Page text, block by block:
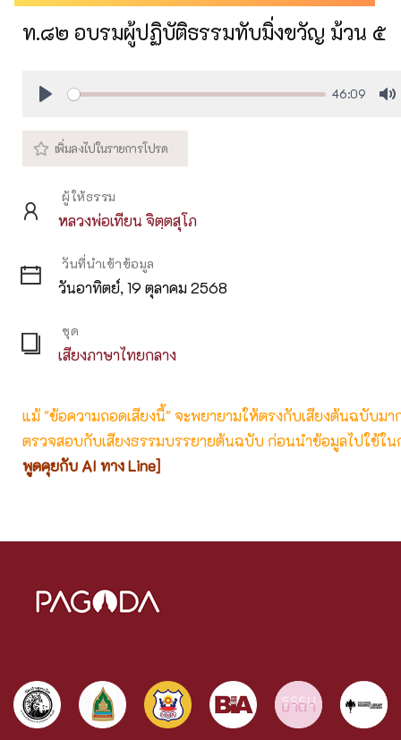
ท.๘๒ อบรมผู้ปฏิบัติธรรมทับมิ่งขวัญ ม้วน ๕
46:09
ผู้ให้ธรรม
หลวงพ่อเทียน จิตฺตสุโภ
วันที่นำเข้าข้อมูล
วันอาทิตย์, 19 ตุลาคม 2568
ชุด
เสียงภาษาไทยกลาง
แม้ "ข้อความถอดเสียงนี้" จะพยายามให้ตรงกับเสียงต้นฉบับม
ตรวจสอบกับเสียงธรรมบรรยายต้นฉบับ ก่อนนำข้อมูลไปใช้ใน
พูดคุยกับ AI ทาง Line]